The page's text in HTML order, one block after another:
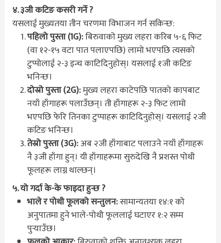
४. ३जी कटिङ कसरी गर्ने ?
यसलाई मुख्यतया तीन चरणमा विभाजन गर्न सकिन्छ:
पहिलो पुस्ता (1G):बिरुवाको मुख्य लहरा करिब ५-६ फिट
(वा १२-१५ वटा पात पलाएपछि) लामो भएपछि त्यसको
टुप्पोलाई २-३ इन्च काटिदिनुहोस्। यसलाई १जी कटिङ
भनिन्छ।
दोस्रो पुस्ता (2G):मुख्य लहरा काटेपछि पातको कापबाट
नयाँ हाँगाहरू पलाउँछन्। ती हाँगाहरू २-३ फिट लामो
भएपछि फेरि तिनका टुप्पाहरू काटिदिनुहोस्। यसलाई २जी
कटिङ भनिन्छ।
तेस्रो पुस्ता (3G):अब २जी हाँगाबाट पलाउने नयाँ हाँगाहरू
नै ३जी हाँगा हुन्। यी हाँगाहरूमा सुरुदेखि नै प्रशस्त पोथी
फूलहरू लाग्न थाल्छन्।
५. यो गर्दा के-के फाइदा हुन्छ ?
भाले र पोथी फूलको सन्तुलन:सामान्यतया १४:१ को
अनुपातमा हुने भाले-पोथी फूललाई घटाएर १:२ सम्म
पुऱ्याउँछ।